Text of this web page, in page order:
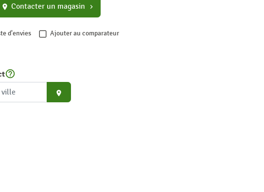
location_on Contacter un magasin chevron_right
d'envies Ajouter au comparateur
help_outline
place